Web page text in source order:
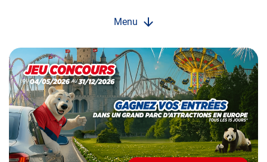
Menu
Opération
spéciale
Mai
-
Décembre
2026
Locations